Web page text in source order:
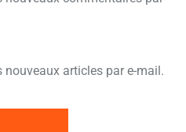
nouveaux articles par e-mail.